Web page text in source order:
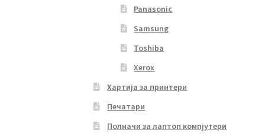
Panasonic
Samsung
Toshiba
Xerox
Хартија за принтери
Печатари
Полначи за лаптоп компјутери